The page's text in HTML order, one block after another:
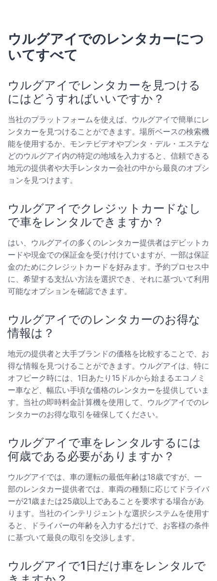
ウルグアイでのレンタカーにつ
いてすべて
ウルグアイでレンタカーを見つける
にはどうすればいいですか？
当社のプラットフォームを使えば、ウルグアイで簡単にレ
ンタカーを見つけることができます。場所ベースの検索機
能を使用するか、モンテビデオやプンタ・デル・エステな
どのウルグアイ内の特定の地域を入力すると、信頼できる
地元の提供者や大手レンタカー会社の中から最良のオプシ
ョンを見つけます。
ウルグアイでクレジットカードなし
で車をレンタルできますか？
はい、ウルグアイの多くのレンタカー提供者はデビットカ
ードや現金での保証金を受け付けていますが、一部は保証
金のためにクレジットカードを好みます。予約プロセス中
に、希望する支払い方法を選択でき、それに基づいて利用
可能なオプションを確認できます。
ウルグアイでのレンタカーのお得な
情報は？
地元の提供者と大手ブランドの価格を比較することで、お
得な情報を見つけることができます。ウルグアイは、特に
オフピーク時には、1日あたり15ドルから始まるエコノミ
ー車など、幅広い手頃な価格のレンタカーを提供していま
す。当社の即時料金計算機を使用して、ウルグアイでのレ
ンタカーのお得な取引を確保してください。
ウルグアイで車をレンタルするには
何歳である必要がありますか？
ウルグアイでは、車の運転の最低年齢は18歳ですが、一
部のレンタカー提供者では、車両の種類に応じてドライバ
ーが21歳または25歳以上であることを要求する場合があ
ります。当社のインテリジェントな選択システムを使用す
ると、ドライバーの年齢を入力するだけで、お客様の条件
に基づいて最良の取引を交渉します。
ウルグアイで1日だけ車をレンタルで